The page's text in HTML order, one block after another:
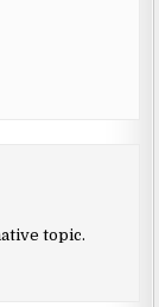
topic.